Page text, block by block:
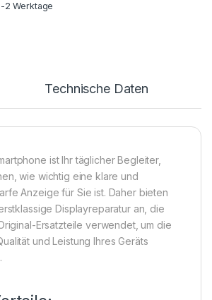
2 Werktage
Technische Daten
ist Ihr täglicher Begleiter,
wie wichtig eine klare und
Anzeige für Sie ist. Daher bieten
Displayreparatur an, die
Ersatzteile verwendet, um die
und Leistung Ihres Geräts